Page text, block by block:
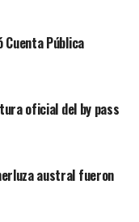
Neltume, San
Mehuín,
belleza natural de
que está en
Asimismo, contó
que se juega
institución que
proyección para
Cuenta Pública
oficial del by pass
austral fueron